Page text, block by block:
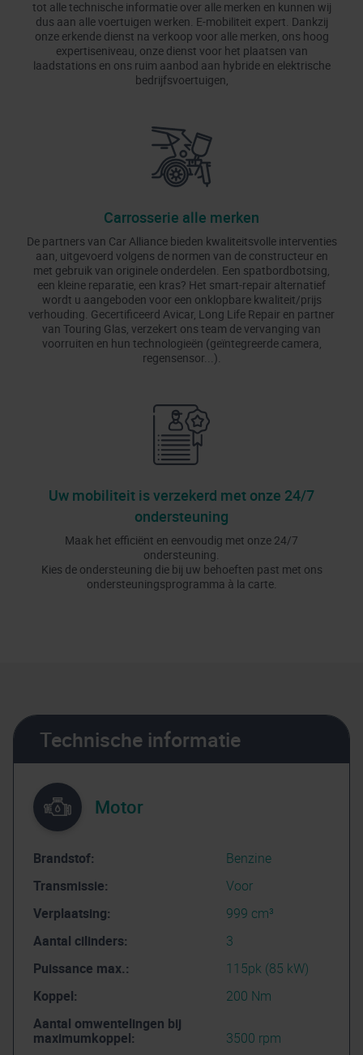
tot alle technische informatie over alle merken en kunnen wij
dus aan alle voertuigen werken. E-mobiliteit expert. Dankzij
onze erkende dienst na verkoop voor alle merken, ons hoog
expertiseniveau, onze dienst voor het plaatsen van
laadstations en ons ruim aanbod aan hybride en elektrische
bedrijfsvoertuigen,
Carrosserie alle merken
De partners van Car Alliance bieden kwaliteitsvolle interventies
aan, uitgevoerd volgens de normen van de constructeur en
met gebruik van originele onderdelen. Een spatbordbotsing,
een kleine reparatie, een kras? Het smart-repair alternatief
wordt u aangeboden voor een onklopbare kwaliteit/prijs
verhouding. Gecertificeerd Avicar, Long Life Repair en partner
van Touring Glas, verzekert ons team de vervanging van
voorruiten en hun technologieën (geïntegreerde camera,
regensensor...).
Uw mobiliteit is verzekerd met onze 24/7
ondersteuning
Maak het efficiënt en eenvoudig met onze 24/7
ondersteuning.
Kies de ondersteuning die bij uw behoeften past met ons
ondersteuningsprogramma à la carte.
Technische informatie
Motor
Brandstof:
Benzine
Transmissie:
Voor
Verplaatsing:
999 cm³
Aantal cilinders:
3
Puissance max.:
115pk (85 kW)
Koppel:
200 Nm
Aantal omwentelingen bij
maximumkoppel:
3500 rpm